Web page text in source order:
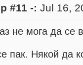
#11 -: Jul 16,
не мога да се
пак. Някой да